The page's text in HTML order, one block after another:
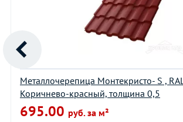
Металлочерепица Монтекристо- S ,
Коричнево-красный, толщина 0,5
695.00 руб. за м²